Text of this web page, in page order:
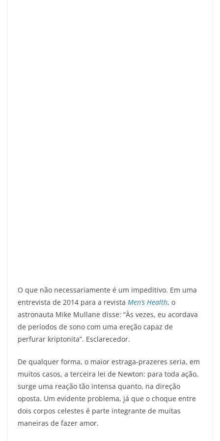
O que não necessariamente é um impeditivo. Em uma
entrevista de 2014 para a revista Men’s Health, o
astronauta Mike Mullane disse: “Às vezes, eu acordava
de períodos de sono com uma ereção capaz de
perfurar kriptonita”. Esclarecedor.
De qualquer forma, o maior estraga-prazeres seria, em
muitos casos, a terceira lei de Newton: para toda ação,
surge uma reação tão intensa quanto, na direção
oposta. Um evidente problema, já que o choque entre
dois corpos celestes é parte integrante de muitas
maneiras de fazer amor.